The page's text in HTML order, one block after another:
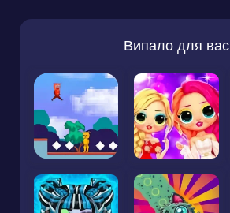
Випало для вас